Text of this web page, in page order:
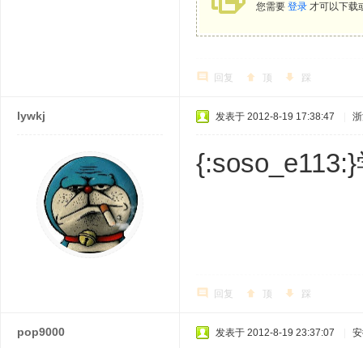
您需要 登录 才可以下载
回复 顶 踩
lywkj 发表于 2012-8-19 17:38:47
回复 顶 踩
pop9000 发表于 2012-8-19 23:37:07